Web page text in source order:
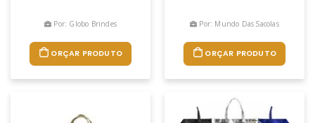
Por: Globo Brindes
ORÇAR PRODUTO
Por: Mundo Das Sacolas
ORÇAR PRODUTO